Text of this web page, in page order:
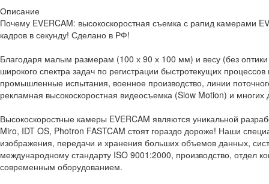
Описание
Почему EVERCAM: высокоскоростная съемка с рапид камерами
кадров в секунду! Сделано в РФ!
Благодаря малым размерам (100 х 90 х 100 мм) и весу (без
широкого спектра задач по регистрации быстротекущих
промышленные испытания, военное производство, линии
рекламная высокоскоростная видеосъемка (Slow Motion) и многих
Высокоскоростные камеры EVERCAM являются уникальной
Miro, IDT OS, Photron FASTCAM стоят гораздо дороже! Наши
изображения, передачи и хранения больших объемов данных,
международному стандарту ISO 9001:2000, производство, отдел
современным оборудованием.